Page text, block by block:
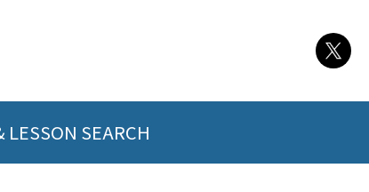
LESSON SEARCH